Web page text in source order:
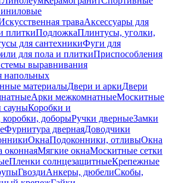
траваАксессуары для
плиткиПодложкаПлинтусы, уголки,
для сантехникиФуги для
для пола и плиткиПриспособления
выравнивания
напольных
материалыДвери и аркиДвери
Арки межкомнатныеМоскитные
сауныКоробки и
доборыРучки дверныеЗамки
Фурнитура двернаяДоводчики
ОкнаПодоконники, отливыОкна
оконнаяМягкие окнаМоскитные сетки
Пленки солнцезащитныеКрепежные
ГвоздиАнкеры, дюбелиСкобы,